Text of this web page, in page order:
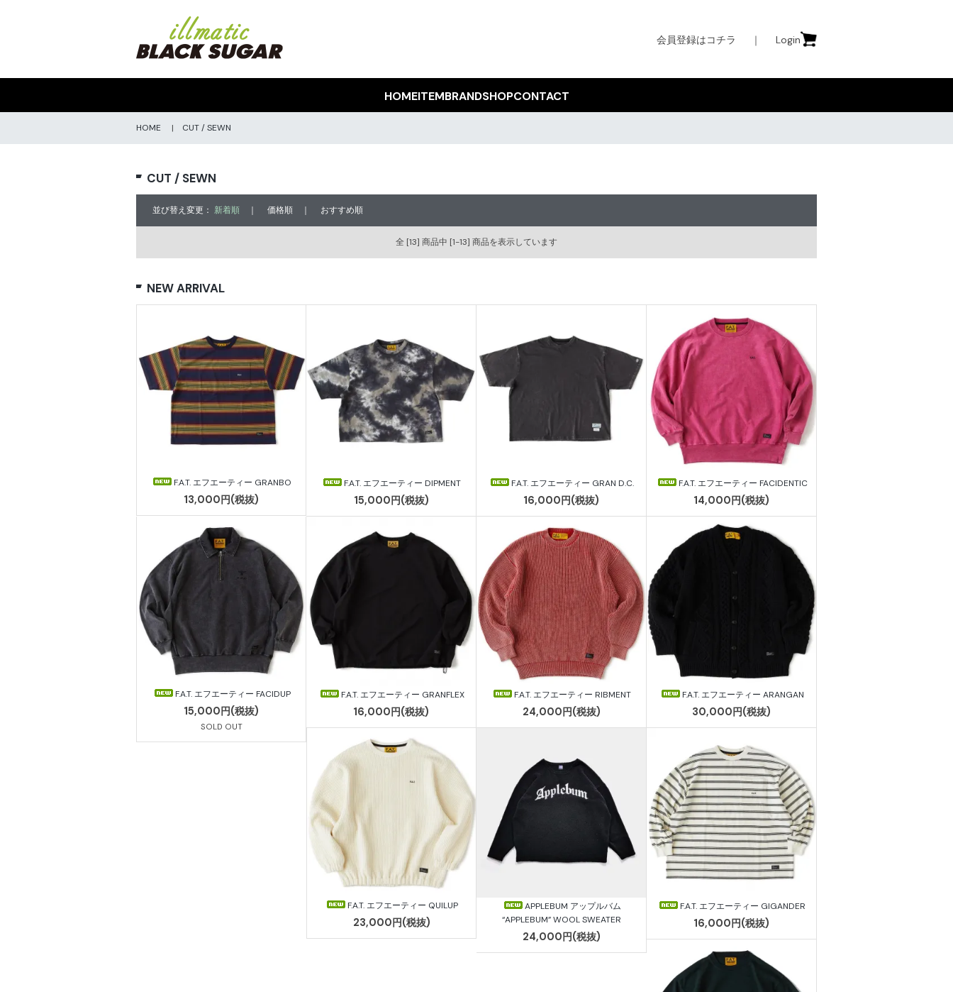
会員登録はコチラ ｜ Login
HOMEITEMBRANDSHOPCONTACT
HOME | CUT / SEWN
CUT / SEWN
並び替え変更： 新着順 ｜ 価格順 ｜ おすすめ順
全 [13] 商品中 [1-13] 商品を表示しています
NEW ARRIVAL
F.A.T. エフエーティー GRANBO
13,000円(税抜)
F.A.T. エフエーティー DIPMENT
15,000円(税抜)
F.A.T. エフエーティー GRAN D.C.
16,000円(税抜)
F.A.T. エフエーティー FACIDENTIC
14,000円(税抜)
F.A.T. エフエーティー FACIDUP
15,000円(税抜)
SOLD OUT
F.A.T. エフエーティー GRANFLEX
16,000円(税抜)
F.A.T. エフエーティー RIBMENT
24,000円(税抜)
F.A.T. エフエーティー ARANGAN
30,000円(税抜)
F.A.T. エフエーティー QUILUP
23,000円(税抜)
APPLEBUM アップルバム
“APPLEBUM” WOOL SWEATER
24,000円(税抜)
F.A.T. エフエーティー GIGANDER
16,000円(税抜)